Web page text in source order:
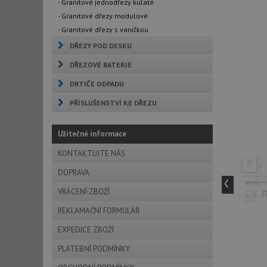
- Granitové jednodřezy kulaté
- Granitové dřezy modulové
- Granitové dřezy s vaničkou
DŘEZY POD DESKU
DŘEZOVÉ BATERIE
DRTIČE ODPADU
PŘÍSLUŠENSTVÍ KE DŘEZU
Užitečné informace
KONTAKTUJTE NÁS
DOPRAVA
VRÁCENÍ ZBOŽÍ
REKLAMAČNÍ FORMULÁŘ
EXPEDICE ZBOŽÍ
PLATEBNÍ PODMÍNKY
‹